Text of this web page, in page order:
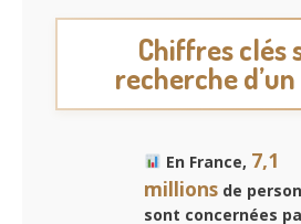
Chiffres clés
recherche
En France, 7,1
millions de
sont concernées